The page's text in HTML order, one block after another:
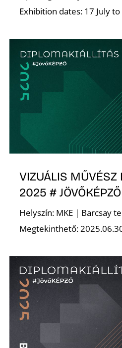
Exhibition dates: 17 July
VIZUÁLIS MŰVÉSZ
2025 # JÖVŐKÉPZŐ
Helyszín: MKE | Barcsay
Megtekinthető: